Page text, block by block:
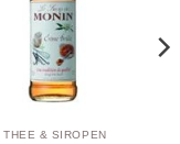
THEE & SIROPEN